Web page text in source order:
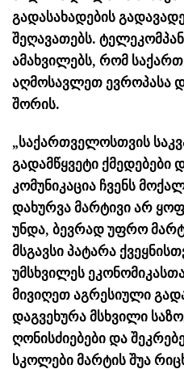
გადასახადების
შეღავათებს.
ამახვილებს, რომ
აღმოსავლეთ ევროპასა
შორის.
„საქართველოსთვის
გადამწყვეტი ქმედებები
კომუნიკაცია ჩვენს
დახურვა მარტივი არ
უნდა, ბევრად უფრო
მსგავსი პატარა
უმსხვილეს
მივიღეთ აგრესიული
დაგვეხურა მსხვილი
ღონისძიებები და
სკოლები მარტის შუა